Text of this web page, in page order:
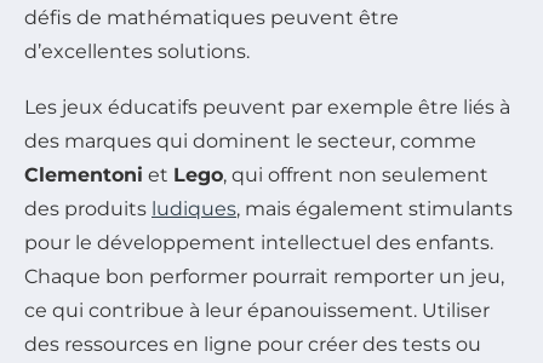
défis de mathématiques peuvent être
d’excellentes solutions.
Les jeux éducatifs peuvent par exemple être liés à
des marques qui dominent le secteur, comme
Clementoni et Lego, qui offrent non seulement
des produits ludiques, mais également stimulants
pour le développement intellectuel des enfants.
Chaque bon performer pourrait remporter un jeu,
ce qui contribue à leur épanouissement. Utiliser
des ressources en ligne pour créer des tests ou